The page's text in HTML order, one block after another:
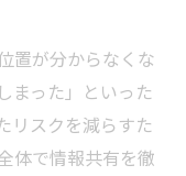
置が分からなくな
まった」といった
リスクを減らすた
体で情報共有を徹